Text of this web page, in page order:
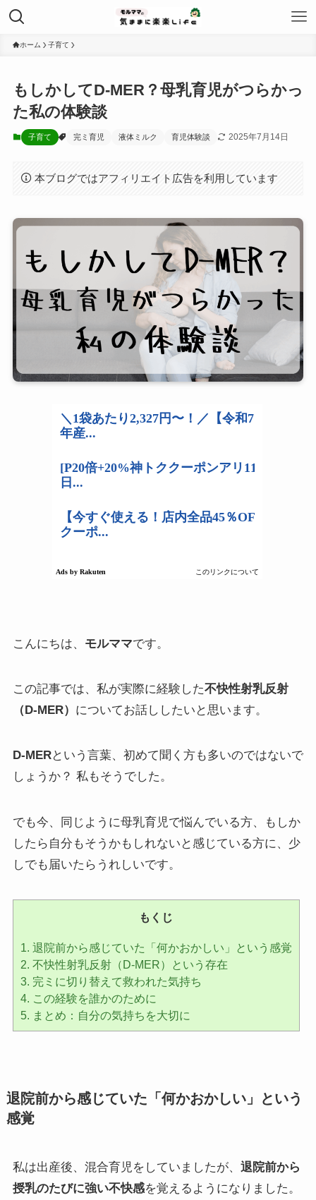
ホーム 子育て
もしかしてD-MER？母乳育児がつらかっ
た私の体験談
子育て 完ミ育児 液体ミルク 育児体験談 2025年7月14日
本ブログではアフィリエイト広告を利用しています
こんにちは、 モルママです。
この記事では、私が実際に経験した不快性射乳反射
（D-MER） についてお話ししたいと思います。
D-MERという言葉、初めて聞く方も多いのではないで
しょうか？ 私もそうでした。
でも今、同じように母乳育児で悩んでいる方、もしか
したら自分もそうかもしれないと感じている方に、少
しでも届いたらうれしいです。
もくじ
1. 退院前から感じていた「何かおかしい」という感覚
2. 不快性射乳反射（D-MER）という存在
3. 完ミに切り替えて救われた気持ち
4. この経験を誰かのために
5. まとめ：自分の気持ちを大切に
退院前から感じていた「何かおかしい」という
感覚
私は出産後、混合育児をしていましたが、 退院前から
授乳のたびに強い不快感を覚えるようになりました。